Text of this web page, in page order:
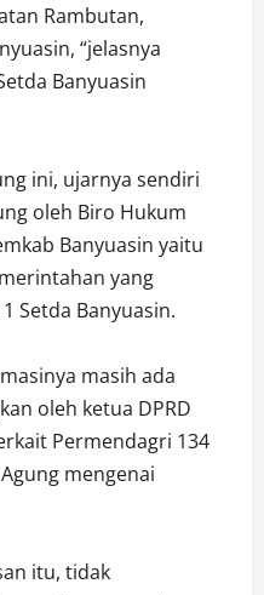
Rambutan,
“jelasnya
Banyuasin
ini, ujarnya sendiri
oleh Biro Hukum
Banyuasin yaitu
yang
Setda Banyuasin.
masih ada
oleh ketua DPRD
Permendagri 134
mengenai
itu, tidak